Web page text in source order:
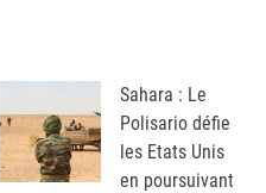
Sahara : Le
Polisario défie
les Etats Unis
en poursuivant